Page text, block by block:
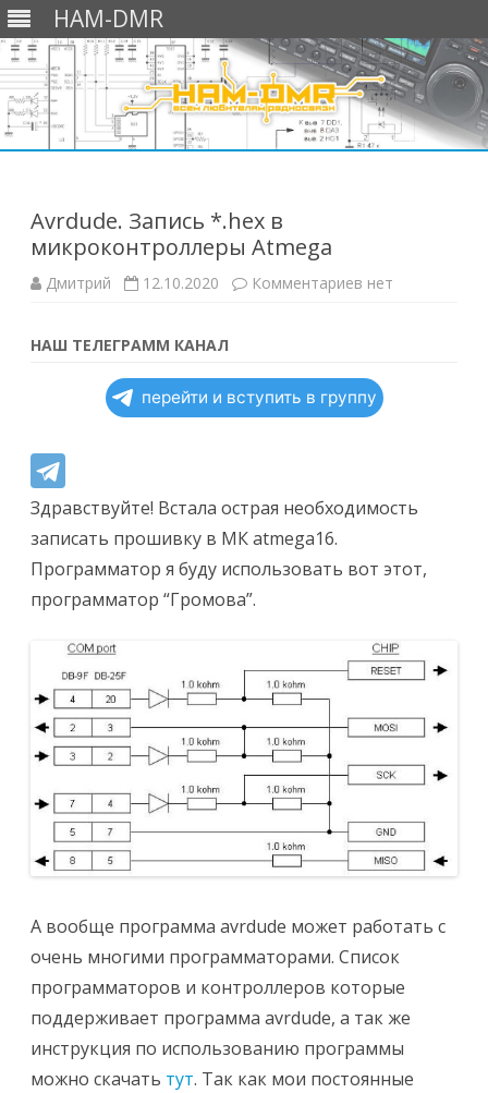
HAM-DMR
Avrdude. Запись *.hex в
микроконтроллеры Atmega
Дмитрий 12.10.2020 Комментариев к
Atmega
нет
НАШ ТЕЛЕГРАММ КАНАЛ
перейти и вступить в группу
Здравствуйте! Встала острая необходимость
записать прошивку в МК atmega16.
Программатор я буду использовать вот этот,
программатор “Громова”.
А вообще программа avrdude может работать с
очень многими программаторами. Список
программаторов и контроллеров которые
поддерживает программа avrdude, а так же
инструкция по использованию программы
можно скачать тут. Так как мои постоянные